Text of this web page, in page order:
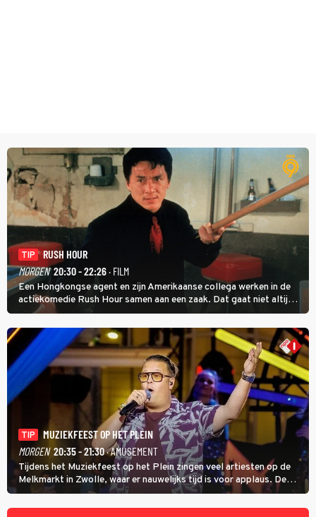
TIP
RUSH HOUR
MORGEN 20:30 - 22:26· FILM
Een Hongkongse agent en zijn Amerikaanse collega werken in de
actiekomedie Rush Hour samen aan een zaak. Dat gaat niet altijd
van een leien dakje.
TIP
MUZIEKFEEST OP HET PLEIN
MORGEN 20:35 - 21:30· AMUSEMENT
Tijdens het Muziekfeest op het Plein zingen veel artiesten op de
Melkmarkt in Zwolle, waar er nauwelijks tijd is voor applaus. De
grootste namen zijn André Hazes, Jannes, René Froger en
natuurlijk Rutger van Barneveld met zijn hit Zwoele Zomernachten.